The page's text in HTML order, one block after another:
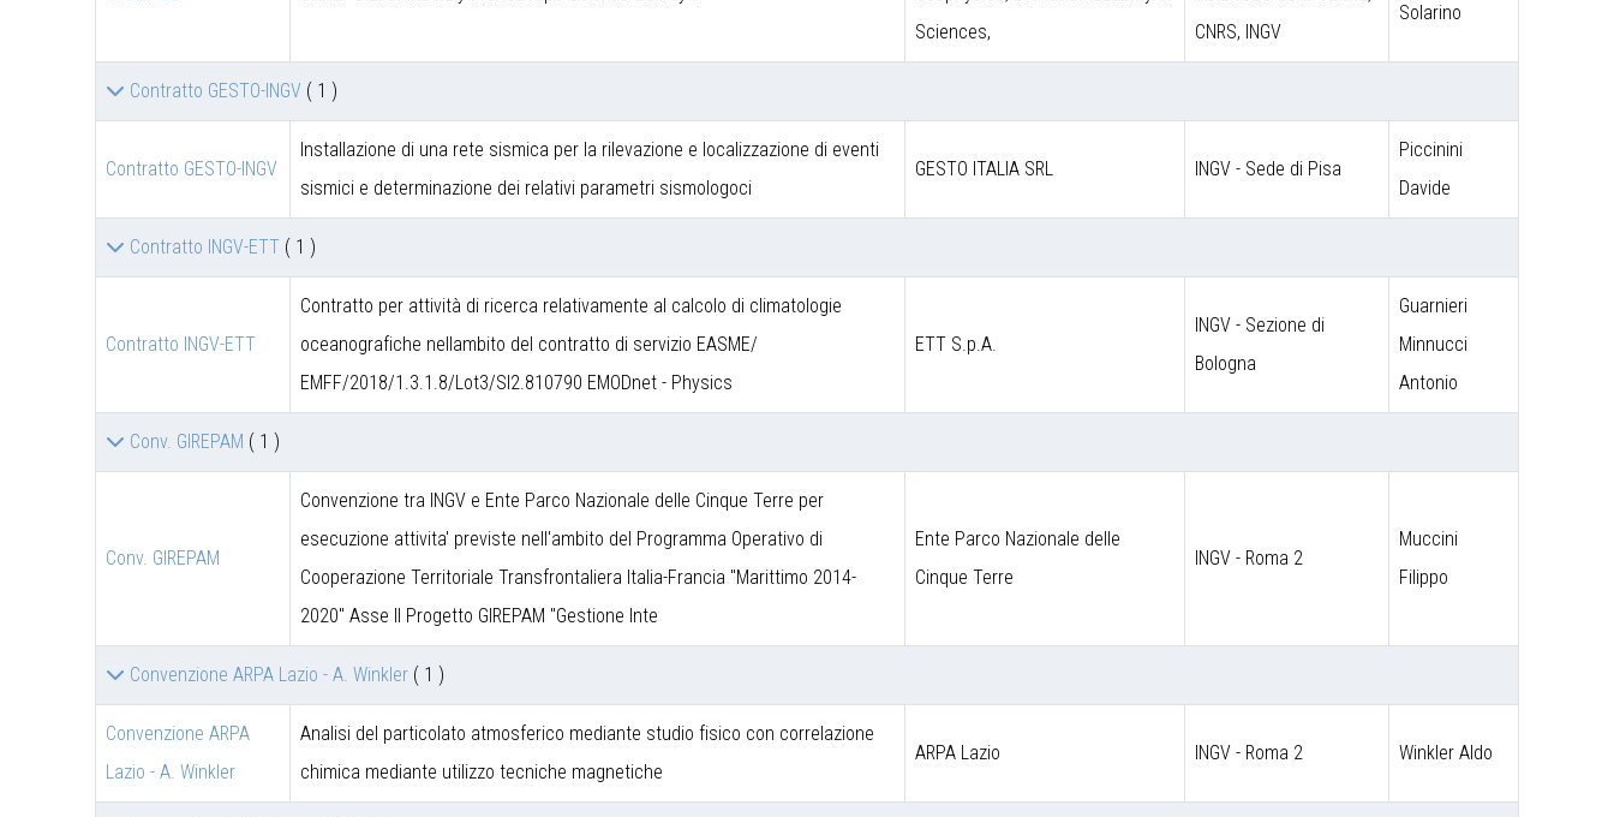
Sciences,
CNRS, INGV
Solarino
Contratto GESTO-INGV ( 1 )
Contratto GESTO-INGV
Installazione di una rete sismica per la rilevazione e localizzazione di eventi
sismici e determinazione dei relativi parametri sismologoci
GESTO ITALIA SRL INGV - Sede di Pisa
Piccinini
Davide
Contratto INGV-ETT ( 1 )
Contratto INGV-ETT
Contratto per attività di ricerca relativamente al calcolo di climatologie
oceanografiche nellambito del contratto di servizio EASME/
EMFF/2018/1.3.1.8/Lot3/SI2.810790 EMODnet - Physics
ETT S.p.A.
INGV - Sezione di
Bologna
Guarnieri
Minnucci
Antonio
Conv. GIREPAM ( 1 )
Conv. GIREPAM
Convenzione tra INGV e Ente Parco Nazionale delle Cinque Terre per
esecuzione attivita' previste nell'ambito del Programma Operativo di
Cooperazione Territoriale Transfrontaliera Italia-Francia "Marittimo 2014-
2020" Asse II Progetto GIREPAM "Gestione Inte
Ente Parco Nazionale delle
Cinque Terre
INGV - Roma 2
Muccini
Filippo
Convenzione ARPA Lazio - A. Winkler ( 1 )
Convenzione ARPA
Lazio - A. Winkler
Analisi del particolato atmosferico mediante studio fisico con correlazione
chimica mediante utilizzo tecniche magnetiche
ARPA Lazio INGV - Roma 2 Winkler Aldo